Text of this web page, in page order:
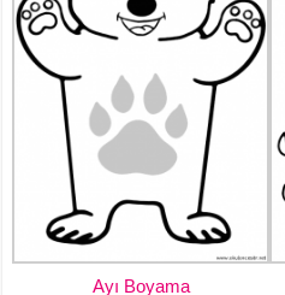
Ayı Boyama